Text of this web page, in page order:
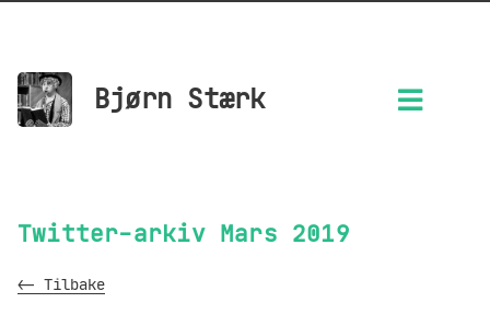
Bjørn Stærk
Twitter-arkiv Mars 2019
<- Tilbake